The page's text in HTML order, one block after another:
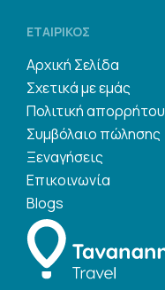
ΕΤΑΙΡΙΚΌΣ
Αρχική Σελίδα
Σχετικά με εμάς
Πολιτική απορρήτου
Συμβόλαιο πώλησης
Ξεναγήσεις
Επικοινωνία
Blogs